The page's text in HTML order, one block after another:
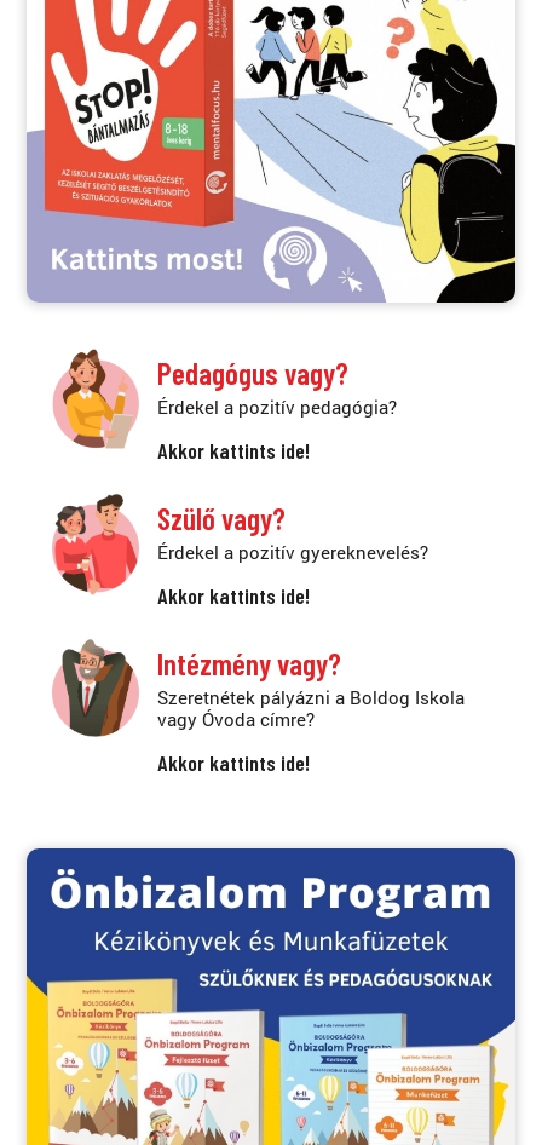
Pedagógus vagy?
Érdekel a pozitív pedagógia?
Akkor kattints ide!
Szülő vagy?
Érdekel a pozitív gyereknevelés?
Akkor kattints ide!
Intézmény vagy?
Szeretnétek pályázni a Boldog Iskola
vagy Óvoda címre?
Akkor kattints ide!